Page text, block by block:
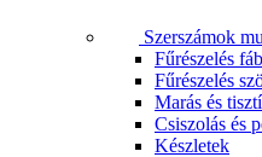
Szerszámok
Fűrészelés
Fűrészelés
Marás és
Csiszolás és
Készletek